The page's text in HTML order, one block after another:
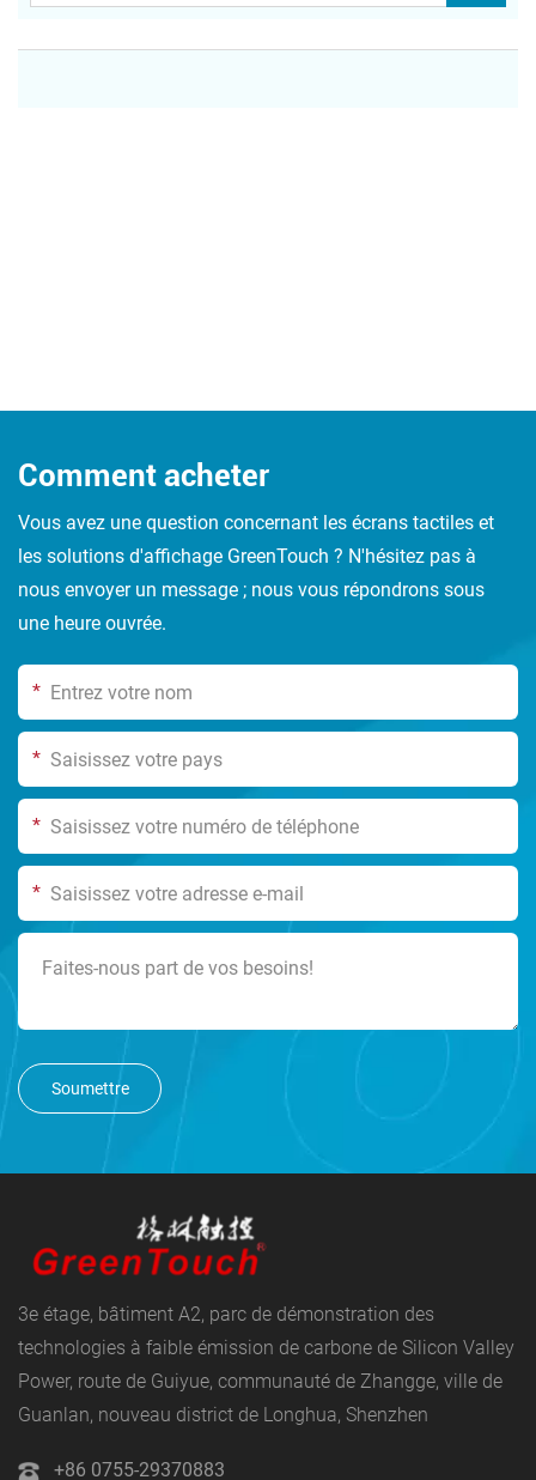
Comment acheter
Vous avez une question concernant les écrans tactiles et
les solutions d'affichage GreenTouch ? N'hésitez pas à
nous envoyer un message ; nous vous répondrons sous
une heure ouvrée.
*
*
*
*
Soumettre
3e étage, bâtiment A2, parc de démonstration des
technologies à faible émission de carbone de Silicon Valley
Power, route de Guiyue, communauté de Zhangge, ville de
Guanlan, nouveau district de Longhua, Shenzhen
+86 0755-29370883